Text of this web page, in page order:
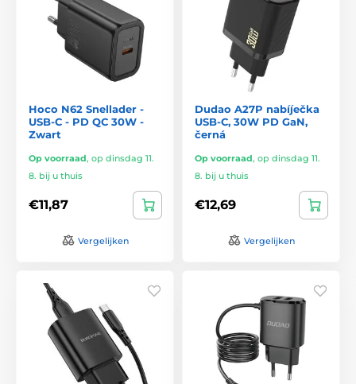
Hoco N62 Snellader -
USB-C - PD QC 30W -
Zwart
Op voorraad, op dinsdag 11.
8. bij u thuis
€11,87
Vergelijken
Dudao A27P nabíječka
USB-C, 30W PD GaN,
černá
Op voorraad, op dinsdag 11.
8. bij u thuis
€12,69
Vergelijken